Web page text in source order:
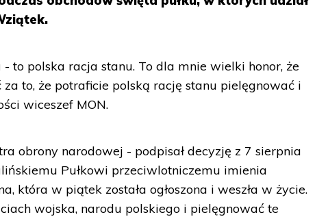
to polska racja stanu. To dla mnie wielki honor, że
to, że potraficie polską rację stanu pielęgnować i
wiceszef MON.
obrony narodowej - podpisał decyzję z 7 sierpnia
Pułkowi przeciwlotniczemu imienia
która w piątek została ogłoszona i weszła w życie.
wojska, narodu polskiego i pielęgnować te